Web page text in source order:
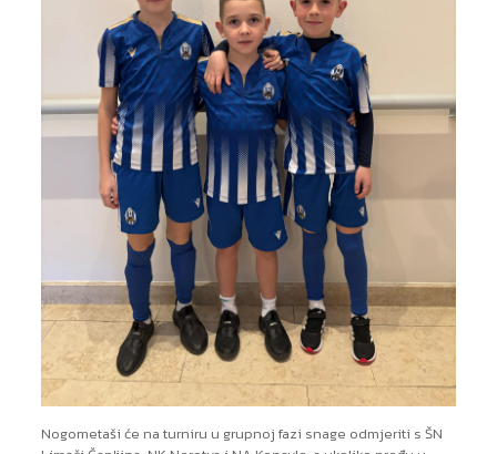
Nogometaši će na turniru u grupnoj fazi snage odmjeriti s ŠN